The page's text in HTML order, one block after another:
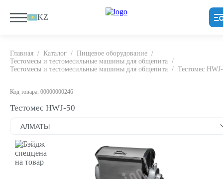
KZ
Главная / Каталог / Пищевое оборудование /
Тестомесы и тестомесильные машины для общепита /
Тестомесы и тестомесильные машины для общепита / Тестомес
Код товара: 00000000246
Тестомес HWJ-50